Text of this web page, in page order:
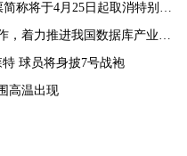
希荻微(688173.SH)首次实现盈利 股票简称将于4月25日起取消特别标识
中国移动梁恩磊：深化数据库产业协作，着力推进我国数据库产业高质量发展
球员将身披7号战袍
高温出现